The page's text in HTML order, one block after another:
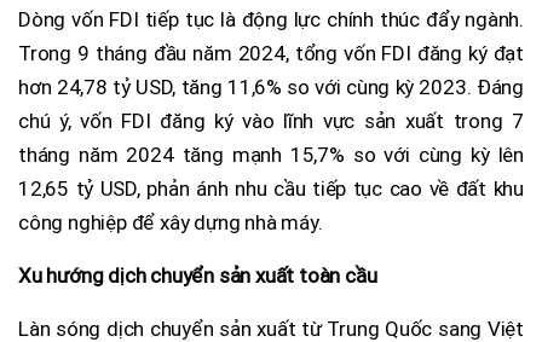
Dòng vốn FDI tiếp tục là động lực chính thúc đẩy ngành.
Trong 9 tháng đầu năm 2024, tổng vốn FDI đăng ký đạt
hơn 24,78 tỷ USD, tăng 11,6% so với cùng kỳ 2023. Đáng
chú ý, vốn FDI đăng ký vào lĩnh vực sản xuất trong 7
tháng năm 2024 tăng mạnh 15,7% so với cùng kỳ lên
12,65 tỷ USD, phản ánh nhu cầu tiếp tục cao về đất khu
công nghiệp để xây dựng nhà máy.
Xu hướng dịch chuyển sản xuất toàn cầu
Làn sóng dịch chuyển sản xuất từ Trung Quốc sang Việt